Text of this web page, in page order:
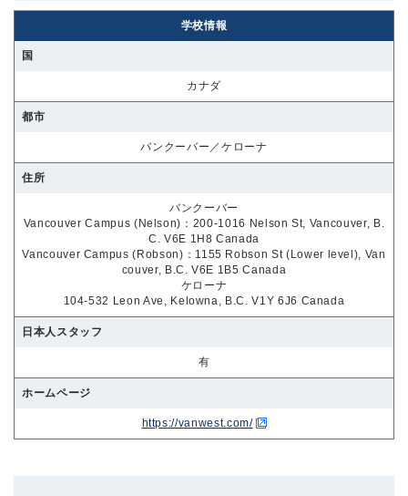
学校情報
国
カナダ
都市
バンクーバー／ケローナ
住所
バンクーバー
Vancouver Campus (Nelson)：200-1016 Nelson St, Vancouver, B.
C. V6E 1H8 Canada
Vancouver Campus (Robson)：1155 Robson St (Lower level), Van
couver, B.C. V6E 1B5 Canada
ケローナ
104-532 Leon Ave, Kelowna, B.C. V1Y 6J6 Canada
日本人スタッフ
有
ホームページ
https://vanwest.com/